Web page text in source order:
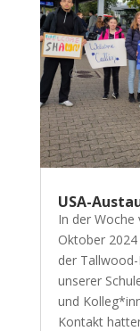
USA-
In der Woche
Oktober
der
unserer
und
Kontakt